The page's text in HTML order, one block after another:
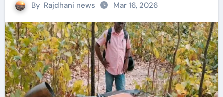
By Rajdhani news Mar 16, 2026